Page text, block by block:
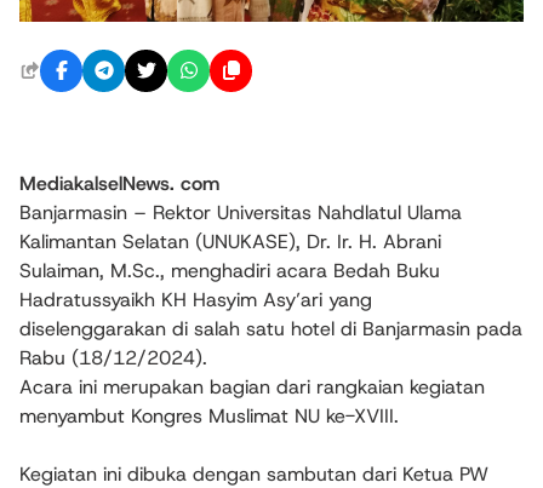
MediakalselNews. com
Banjarmasin – Rektor Universitas Nahdlatul Ulama
Kalimantan Selatan (UNUKASE), Dr. Ir. H. Abrani
Sulaiman, M.Sc., menghadiri acara Bedah Buku
Hadratussyaikh KH Hasyim Asy’ari yang
diselenggarakan di salah satu hotel di Banjarmasin pada
Rabu (18/12/2024).
Acara ini merupakan bagian dari rangkaian kegiatan
menyambut Kongres Muslimat NU ke-XVIII.
Kegiatan ini dibuka dengan sambutan dari Ketua PW